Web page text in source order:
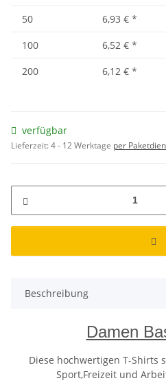
50
6,93 € *
100
6,52 € *
200
6,12 € *
verfügbar
Lieferzeit:4 - 12 Werktage per
Beschreibung
Damen
Diese hochwertigen T-Shirts
Sport,Freizeit und